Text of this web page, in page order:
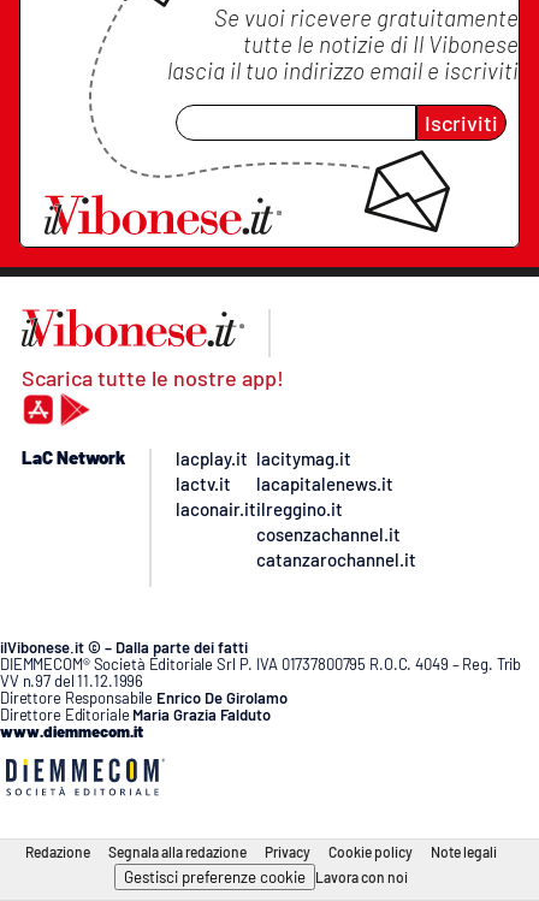
Se vuoi ricevere gratuitamente
tutte le notizie di Il Vibonese
lascia il tuo indirizzo email e iscriviti
Iscriviti
Scarica tutte le nostre app!
LaC Network
lacplay.it
lactv.it
laconair.it
lacitymag.it
lacapitalenews.it
ilreggino.it
cosenzachannel.it
catanzarochannel.it
ilVibonese.it © – Dalla parte dei fatti
DIEMMECOM® Società Editoriale Srl P. IVA 01737800795 R.O.C. 4049 – Reg. Trib
VV n.97 del 11.12.1996
Direttore Responsabile Enrico De Girolamo
Direttore Editoriale Maria Grazia Falduto
www.diemmecom.it
Redazione Segnala alla redazione Privacy Cookie policy Note legali
Gestisci preferenze cookie Lavora con noi